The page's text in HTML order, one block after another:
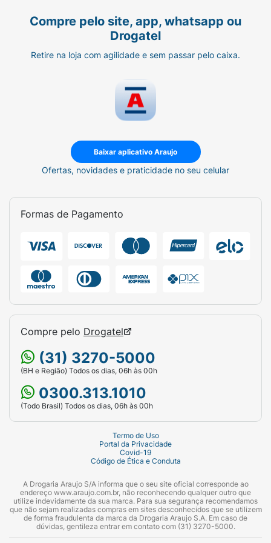
Sulfate, Aroma, Sodium
Monofluorophosphate, Cellulose Gum, Sodium
Bicarbonate, Tetrasodium Pyrophosphate,
Benzyl Alcohol, Xanthan Gum, CI 77891,
Limonene. Contém Monofluorfosfato de
Sódio / Contiene Monofluorofosfato de Sodio
(1450 ppm de Flúor).,
Compre pelo site, app, whatsapp ou
Drogatel
Retire na loja com agilidade e sem passar pelo caixa.
Baixar aplicativo Araujo
Ofertas, novidades e praticidade no seu celular
Formas de Pagamento
Compre pelo Drogatel
(31) 3270-5000
(BH e Região) Todos os dias, 06h às 00h
0300.313.1010
(Todo Brasil) Todos os dias, 06h às 00h
Termo de Uso
Portal da Privacidade
Covid-19
Código de Ética e Conduta
A Drogaria Araujo S/A informa que o seu site oficial corresponde ao
endereço www.araujo.com.br, não reconhecendo qualquer outro que
utilize indevidamente da sua marca. Para sua segurança recomendamos
que não sejam realizadas compras em sites desconhecidos que se utilizem
de forma fraudulenta da marca da Drogaria Araujo S.A. Em caso de
dúvidas, gentileza entrar em contato com (31) 3270-5000.